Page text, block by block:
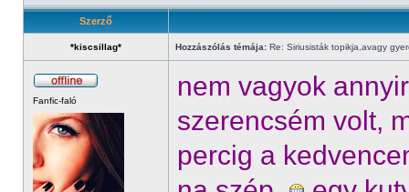
Szerző
*kiscsillag* Hozzászólás témája: Re: Siriusisták topikja,avagy
Fanfic-faló
nem vagyok
szerencsém volt,
percig a